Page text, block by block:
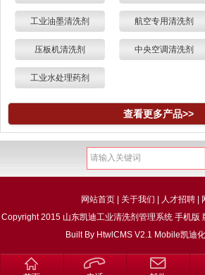
工业油墨清洗剂 航空专用清洗剂
压板机清洗剂 中央空调清洗剂
工业水处理药剂
查看更多产品>>
网站首页| 关于我们 | 人才招聘|
Copyright 2015 山东凯迪工业清洗剂管理系统 手机版
Built By HtwlCMS V2.1 Mobile凯迪